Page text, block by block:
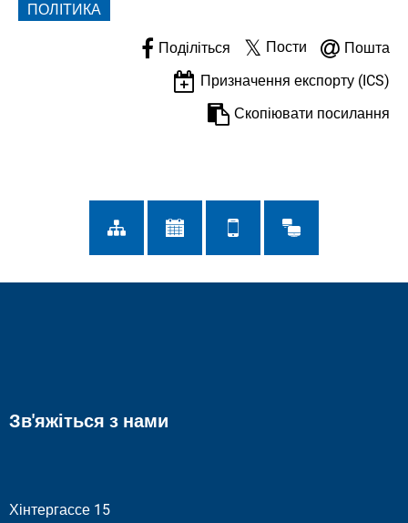
ПОЛІТИКА
Поділіться Пости
Пошта
Призначення експорту (ICS)
Скопіювати посилання
Зв'яжіться з нами
Хінтергассе 15